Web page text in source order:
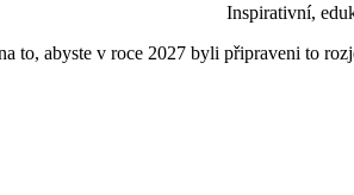
Inspirativní,
to, abyste v roce 2027 byli připraveni to